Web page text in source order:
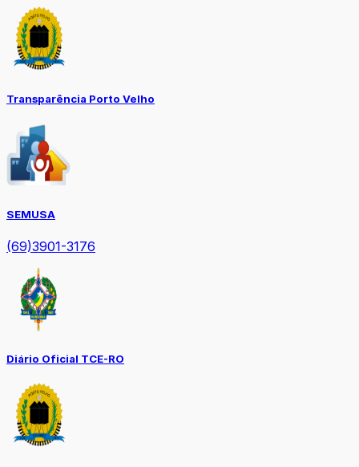
Transparência Porto Velho
SEMUSA
(69)3901-3176
Diário Oficial TCE-RO